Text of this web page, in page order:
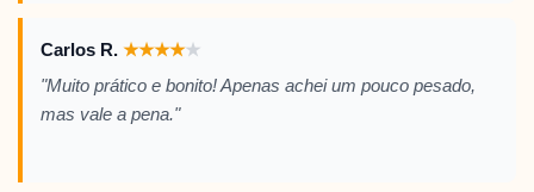
Carlos R. ★★★★★
"Muito prático e bonito! Apenas achei um pouco pesado,
mas vale a pena."